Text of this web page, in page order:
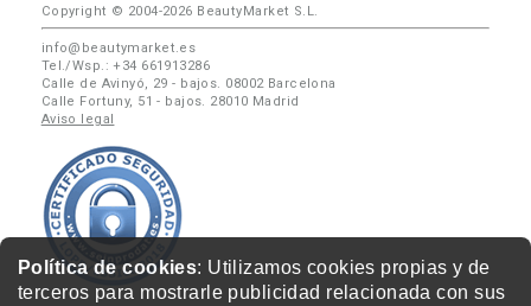
Política de cookies: Utilizamos cookies propias y de
terceros para mostrarle publicidad relacionada con sus
Copyright © 2004-2026 BeautyMarket S.L.
info@beautymarket.es
Tel./Wsp.: +34 661913286
Calle de Avinyó, 29 - bajos. 08002 Barcelona
Calle Fortuny, 51 - bajos. 28010 Madrid
Aviso legal